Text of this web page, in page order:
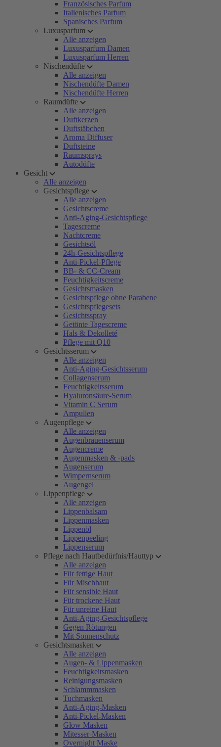
Französisches Parfum
Italienisches Parfum
Spanisches Parfum
Luxusparfum
Alle anzeigen
Luxusparfum Damen
Luxusparfum Herren
Nischendüfte
Alle anzeigen
Nischendüfte Damen
Nischendüfte Herren
Raumdüfte
Alle anzeigen
Duftkerzen
Duftstäbchen
Aroma Diffuser
Duftsteine
Raumsprays
Autodüfte
Gesicht
Alle anzeigen
Gesichtspflege
Alle anzeigen
Gesichtscreme
Anti-Aging-Gesichtspflege
Tagescreme
Nachtcreme
Gesichtsöl
24h-Gesichtspflege
Anti-Pickel-Pflege
BB- & CC-Cream
Feuchtigkeitscreme
Gesichtsmasken
Gesichtspflege ohne Parabene
Gesichtspflegesets
Gesichtsspray
Getönte Tagescreme
Hals & Dekolleté
Pflege mit Q10
Gesichtsserum
Alle anzeigen
Anti-Aging-Gesichtsserum
Collagenserum
Feuchtigkeitsserum
Hyaluronsäure-Serum
Vitamin C Serum
Ampullen
Augenpflege
Alle anzeigen
Augenbrauenserum
Augencreme
Augenmasken & -pads
Augenserum
Wimpernserum
Augengel
Lippenpflege
Alle anzeigen
Lippenbalsam
Lippenmasken
Lippenöl
Lippenpeeling
Lippenserum
Pflege nach Hautbedürfnis/Hauttyp
Alle anzeigen
Für fettige Haut
Für Mischhaut
Für sensible Haut
Für trockene Haut
Für unreine Haut
Anti-Aging-Gesichtspflege
Gegen Rötungen
Mit Sonnenschutz
Gesichtsmasken
Alle anzeigen
Augen- & Lippenmasken
Feuchtigkeitsmasken
Reinigungsmasken
Schlammmasken
Tuchmasken
Anti-Aging-Masken
Anti-Pickel-Masken
Glow Masken
Mitesser-Masken
Overnight Maske